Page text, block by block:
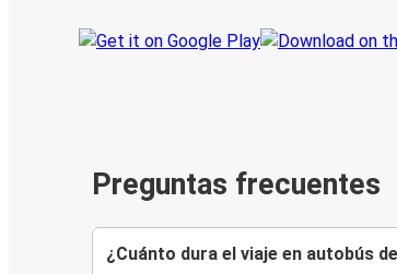
Preguntas frecuentes
¿Cuánto dura el viaje en autobús